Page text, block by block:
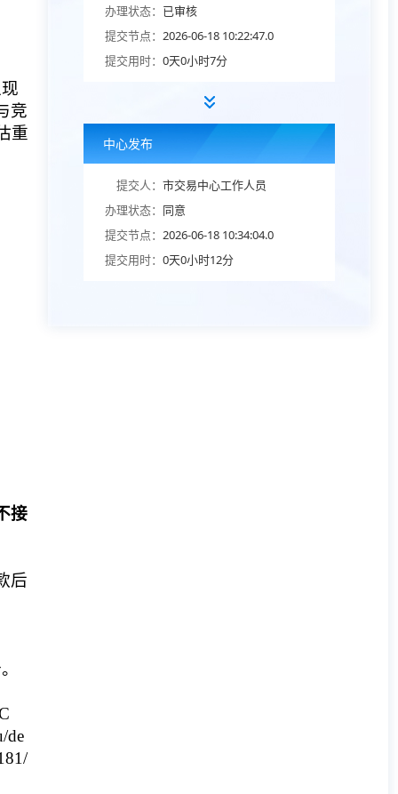
竞
重
接
后
de
办理状态： 已审核
提交节点： 2026-06-18 10:22:47.0
提交用时： 0天0小时7分
中心发布
提交人： 市交易中心工作人员
办理状态： 同意
提交节点： 2026-06-18 10:34:04.0
提交用时： 0天0小时12分